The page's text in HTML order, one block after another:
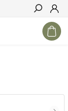
Hledat